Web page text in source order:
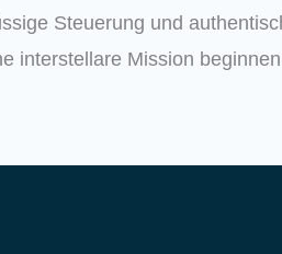
Steuerung und
interstellare Mission